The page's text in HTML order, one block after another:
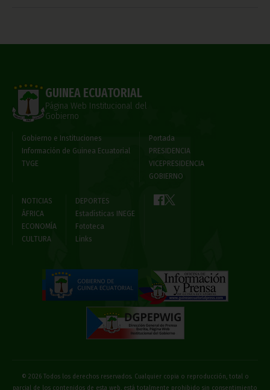
GUINEA ECUATORIAL
Página Web Institucional del
Gobierno
Gobierno e Instituciones
Información de Guinea Ecuatorial
TVGE
Portada
PRESIDENCIA
VICEPRESIDENCIA
GOBIERNO
NOTICIAS
ÁFRICA
ECONOMÍA
CULTURA
DEPORTES
Estadísticas INEGE
Fototeca
Links
© 2026 Todos los derechos reservados. Cualquier copia o reproducción, total o
parcial de los contenidos de esta web, está totalmente prohibido sin consentimiento